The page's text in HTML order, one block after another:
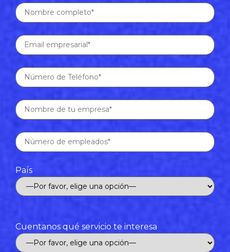
País
Cuentanos qué servicio te interesa